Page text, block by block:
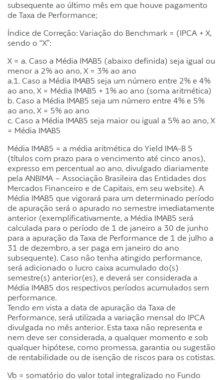
subsequente ao último mês em que houve pagamento
de Taxa de Performance;
Índice de Correção: Variação do Benchmark = (IPCA + X,
sendo o “X”:
X = a. Caso a Média IMAB5 (abaixo definida) seja igual ou
menor a 2% ao ano, X = 3% ao ano
a.1. Caso a Média IMAB5 seja um número entre 2% e 4%
ao ano, X = Média IMAB5 + 1% ao ano (soma aritmética)
b. Caso a Média IMAB5 seja um número entre 4% e 5%
ao ano, X = 5% ao ano
c. Caso a Média IMAB5 seja maior ou igual a 5% ao ano, X
= Média IMAB5
Média IMAB5 = a média aritmética do Yield IMA-B 5
(títulos com prazo para o vencimento até cinco anos),
expresso em percentual ao ano, divulgado diariamente
pela ANBIMA – Associação Brasileira das Entidades dos
Mercados Financeiro e de Capitais, em seu website). A
Média IMAB5 que vigorará para um determinado período
de apuração será o apurado no semestre imediatamente
anterior (exemplificativamente, a Média IMAB5 será
calculada para o período de 1 de janeiro a 30 de junho
para a apuração da Taxa de Performance de 1 de julho a
31 de dezembro, a ser paga em janeiro do ano
subsequente). Caso não tenha atingido performance,
será adicionado o lucro caixa acumulado do(s)
semestre(s) anterior(es), e deverá ser considerada a
Média IMAB5 dos respectivos períodos acumulados sem
performance.
Tendo em vista a data de apuração da Taxa de
Performance, será utilizada a variação mensal do IPCA
divulgada no mês anterior. Esta taxa não representa e
nem deve ser considerada, a qualquer momento e sob
qualquer hipótese, como promessa, garantia ou sugestão
de rentabilidade ou de isenção de riscos para os cotistas.
Vb = somatório do valor total integralizado no Fundo